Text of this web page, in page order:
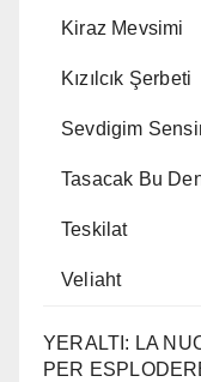
Kiraz Mevsimi
Kızılcık Şerbeti
Sevdigim
Tasacak Bu
Teskilat
Veliaht
YERALTI: LA
PER